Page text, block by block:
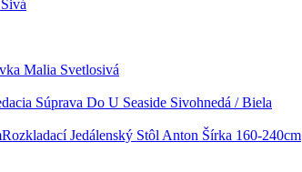
Malia Svetlosivá
Súprava Do U Seaside Sivohnedá / Biela
Rozkladací Jedálenský Stôl Anton Šírka 160-240cm